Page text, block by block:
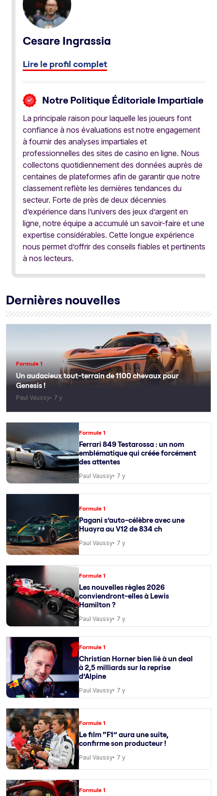
Cesare Ingrassia
Lire le profil complet
Notre Politique Éditoriale Impartiale
La principale raison pour laquelle les joueurs font
confiance à nos évaluations est notre engagement
à fournir des analyses impartiales et
professionnelles des sites de casino en ligne. Nous
collectons quotidiennement des données auprès de
centaines de plateformes afin de garantir que notre
classement reflète les dernières tendances du
secteur. Forte de près de deux décennies
d’expérience dans l’univers des jeux d’argent en
ligne, notre équipe a accumulé un savoir-faire et une
expertise considérables. Cette longue expérience
nous permet d’offrir des conseils fiables et pertinents
à nos lecteurs.
Dernières nouvelles
Formule 1
Un audacieux tout-terrain de 1100 chevaux pour
Genesis !
Paul Vaussy 7 y
Formule 1
Ferrari 849 Testarossa : un nom
emblématique qui créée forcément
des attentes
Paul Vaussy 7 y
Formule 1
Pagani s’auto-célèbre avec une
Huayra au V12 de 834 ch
Paul Vaussy 7 y
Formule 1
Les nouvelles règles 2026
conviendront-elles à Lewis
Hamilton ?
Paul Vaussy 7 y
Formule 1
Christian Horner bien lié à un deal
à 2,5 milliards sur la reprise
d’Alpine
Paul Vaussy 7 y
Formule 1
Le film “F1” aura une suite,
confirme son producteur !
Paul Vaussy 7 y
Formule 1